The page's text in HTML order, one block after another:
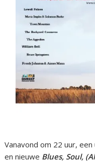
Vanavond om 22 uur,
en nieuwe Blues, Soul,